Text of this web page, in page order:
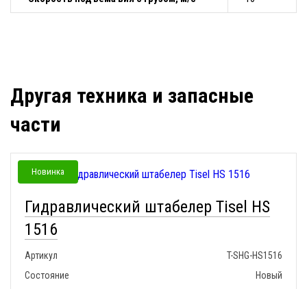
Другая техника и запасные
части
Новинка
Гидравлический штабелер Tisel HS
1516
Артикул
T-SHG-HS1516
Состояние
Новый